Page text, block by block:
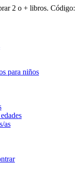
2 o + libros. Código:
para niños
as